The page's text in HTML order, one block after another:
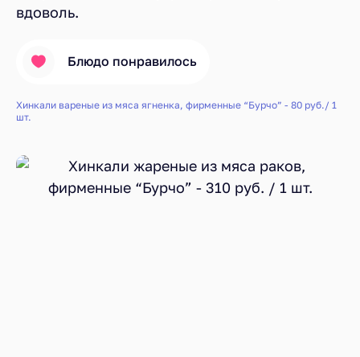
вдоволь.
Блюдо понравилось
Хинкали вареные из мяса ягненка, фирменные “Бурчо” - 80 руб./ 1
шт.